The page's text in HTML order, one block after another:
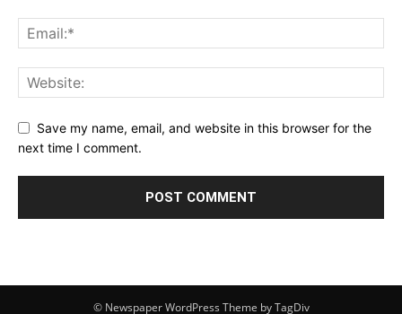
Save my name, email, and website in this browser for the
next time I comment.
© Newspaper WordPress Theme by TagDiv